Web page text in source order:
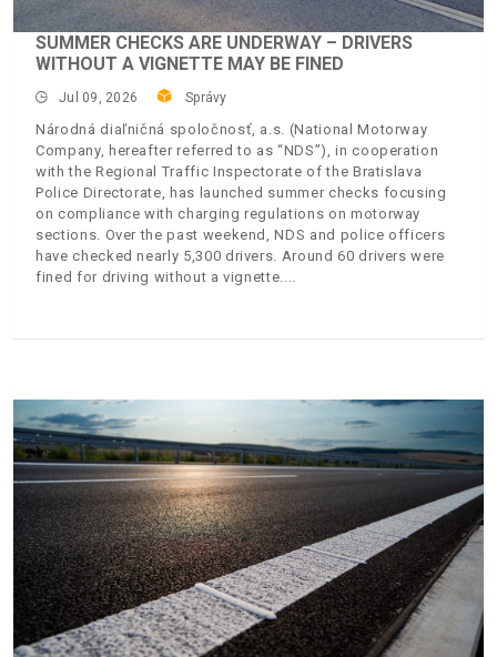
SUMMER CHECKS ARE UNDERWAY – DRIVERS
WITHOUT A VIGNETTE MAY BE FINED
Jul 09, 2026 Správy
Národná diaľničná spoločnosť, a.s. (National Motorway
Company, hereafter referred to as “NDS”), in cooperation
with the Regional Traffic Inspectorate of the Bratislava
Police Directorate, has launched summer checks focusing
on compliance with charging regulations on motorway
sections. Over the past weekend, NDS and police officers
have checked nearly 5,300 drivers. Around 60 drivers were
fined for driving without a vignette.